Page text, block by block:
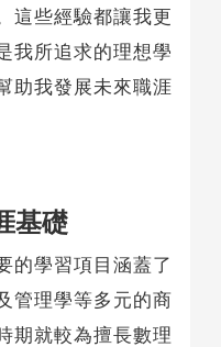
這些經驗都讓我更
我所追求的理想學
助我發展未來職涯
基礎
學習項目涵蓋了
管理學等多元的商
期就較為擅長數理